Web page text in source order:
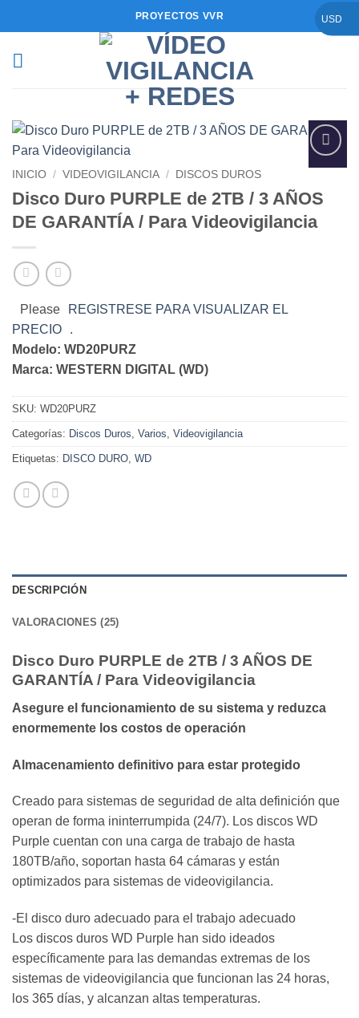
al
PROYECTOS VVR
Añadir
lista de
deseos
INICIO / VIDEOVIGILANCIA / DISCOS DUROS
Disco Duro PURPLE de 2TB / 3 AÑOS
DE GARANTÍA / Para Videovigilancia
Please
REGISTRESE PARA VISUALIZAR EL
PRECIO
.
Modelo: WD20PURZ
Marca: WESTERN DIGITAL (WD)
SKU: WD20PURZ
Categorías: Discos Duros, Varios, Videovigilancia
Etiquetas: DISCO DURO, WD
DESCRIPCIÓN
VALORACIONES (25)
Disco Duro PURPLE de 2TB / 3 AÑOS DE
GARANTÍA / Para Videovigilancia
Asegure el funcionamiento de su sistema y reduzca
enormemente los costos de operación
Almacenamiento definitivo para estar protegido
Creado para sistemas de seguridad de alta definición que
operan de forma ininterrumpida (24/7). Los discos WD
Purple cuentan con una carga de trabajo de hasta
180TB/año, soportan hasta 64 cámaras y están
optimizados para sistemas de videovigilancia.
-El disco duro adecuado para el trabajo adecuado
Los discos duros WD Purple han sido ideados
específicamente para las demandas extremas de los
sistemas de videovigilancia que funcionan las 24 horas,
los 365 días, y alcanzan altas temperaturas.
USD